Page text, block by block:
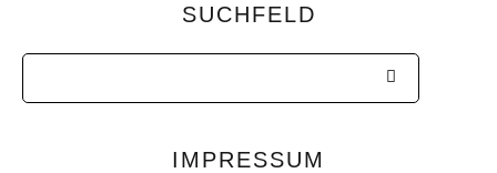
SUCHFELD
IMPRESSUM